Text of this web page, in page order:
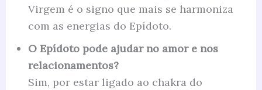
Virgem é o signo que mais se harmoniza
com as energias do Epídoto.
O Epídoto pode ajudar no amor e nos
relacionamentos?
Sim, por estar ligado ao chakra do